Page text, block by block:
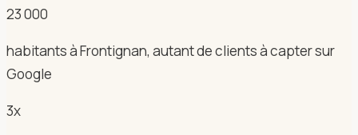
23 000
habitants à Frontignan, autant de clients à capter sur
Google
3x